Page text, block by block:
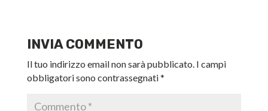
INVIA COMMENTO
Il tuo indirizzo email non sarà pubblicato. I campi
obbligatori sono contrassegnati*